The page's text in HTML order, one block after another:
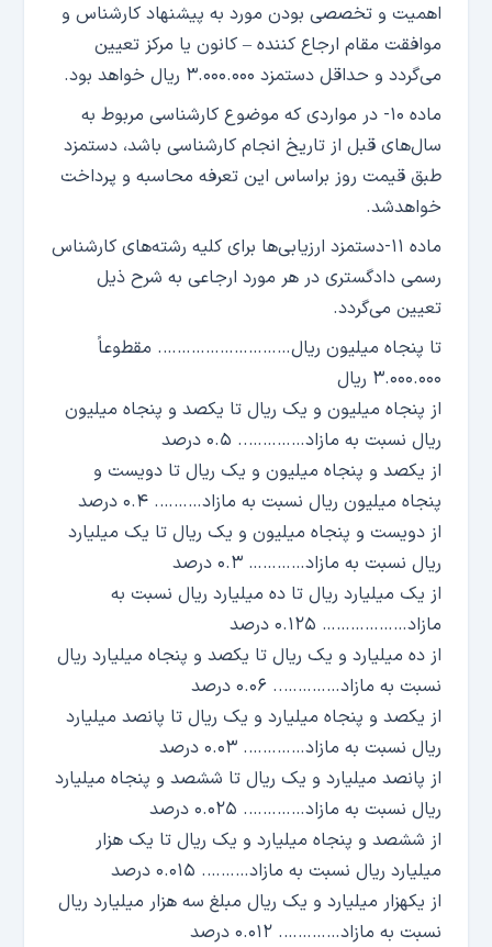
اهمیت و تخصصی بودن مورد به پیشنهاد کارشناس و
موافقت مقام ارجاع کننده – کانون یا مرکز تعیین
می‌گردد و حداقل دستمزد ۳.۰۰۰.۰۰۰ ریال خواهد بود.
ماده ۱۰- در مواردی که موضوع کارشناسی مربوط به
سال‌های قبل از تاریخ انجام کارشناسی باشد، دستمزد
طبق قیمت روز براساس این تعرفه محاسبه و پرداخت
خواهدشد.
ماده ۱۱-دستمزد ارزیابی‌ها برای کلیه رشته‌های کارشناس
رسمی دادگستری در هر مورد ارجاعی به شرح ذیل
تعیین می‌گردد.
تا پنجاه میلیون ریال………………………. مقطوعاً
۳.۰۰۰.۰۰۰ ریال
از پنجاه میلیون و یک ریال تا یکصد و پنجاه میلیون
ریال نسبت به مازاد………….. ۰.۵ درصد
از یکصد و پنجاه میلیون و یک ریال تا دویست و
پنجاه میلیون ریال نسبت به مازاد………. ۰.۴ درصد
از دویست و پنجاه میلیون و یک ریال تا یک میلیارد
ریال نسبت به مازاد………… ۰.۳ درصد
از یک میلیارد ریال تا ده میلیارد ریال نسبت به
مازاد……………… ۰.۱۲۵ درصد
از ده میلیارد و یک ریال تا یکصد و پنجاه میلیارد ریال
نسبت به مازاد………….. ۰.۰۶ درصد
از یکصد و پنجاه میلیارد و یک ریال تا پانصد میلیارد
ریال نسبت به مازاد…………. ۰.۰۳ درصد
از پانصد میلیارد و یک ریال تا ششصد و پنجاه میلیارد
ریال نسبت به مازاد…………. ۰.۰۲۵ درصد
از ششصد و پنجاه میلیارد و یک ریال تا یک هزار
میلیارد ریال نسبت به مازاد………. ۰.۰۱۵ درصد
از یکهزار میلیارد و یک ریال مبلغ سه هزار میلیارد ریال
نسبت به مازاد…………. ۰.۰۱۲ درصد